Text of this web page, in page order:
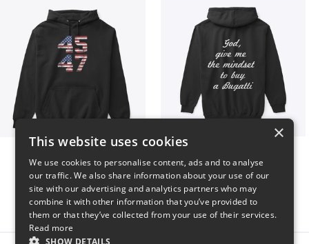
$40 $51
×
This website uses cookies
We use cookies to personalise content, ads and to analyse
our traffic. We also share information about your use of our
site with our advertising and analytics partners who may
combine it with other information that you’ve provided to
them or that they’ve collected from your use of their services.
Read more
SHOW DETAILS